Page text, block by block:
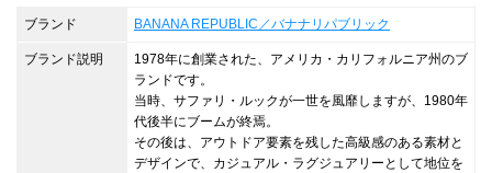
ブランド BANANA REPUBLIC／バナナリパブリック
ブランド説明
1978年に創業された、アメリカ・カリフォルニア州のブ
ランドです。
当時、サファリ・ルックが一世を風靡しますが、1980年
代後半にブームが終焉。
その後は、アウトドア要素を残した高級感のある素材と
デザインで、カジュアル・ラグジュアリーとして地位を